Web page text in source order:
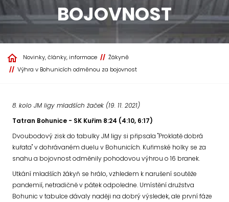
BOJOVNOST
Novinky, články, informace
Žákyně
Výhra v Bohunicích odměnou za bojovnost
8. kolo JM ligy mladších žaček (19. 11. 2021)
Tatran Bohunice - SK Kuřim 8:24 (4:10, 6:17)
Dvoubodový zisk do tabulky JM ligy si připsala "Proklatě dobrá
kuřata" v dohrávaném duelu v Bohunicích. Kuřimské holky se za
snahu a bojovnost odměnily pohodovou výhrou o 16 branek.
Utkání mladších žákyň se hrálo, vzhledem k narušení soutěže
pandemií, netradičně v pátek odpoledne. Umístění družstva
Bohunic v tabulce dávaly naději na dobrý výsledek, ale první fáze